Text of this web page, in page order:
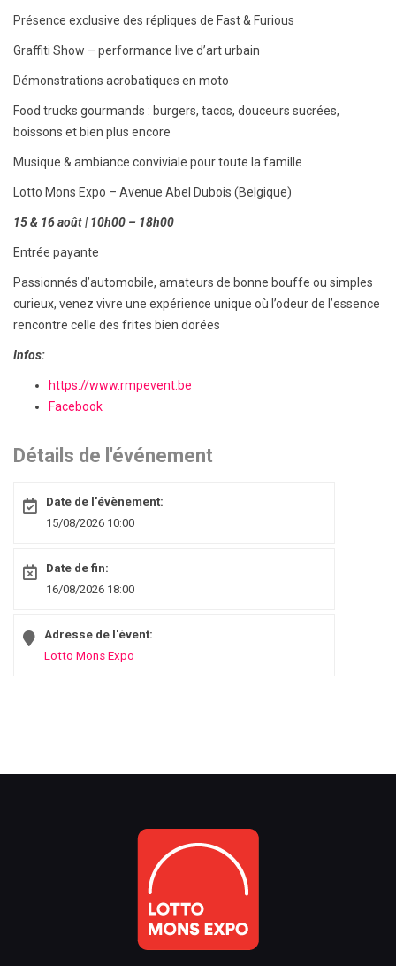
Présence exclusive des répliques de Fast & Furious
Graffiti Show – performance live d’art urbain
Démonstrations acrobatiques en moto
Food trucks gourmands : burgers, tacos, douceurs sucrées,
boissons et bien plus encore
Musique & ambiance conviviale pour toute la famille
Lotto Mons Expo – Avenue Abel Dubois (Belgique)
15 & 16 août | 10h00 – 18h00
Entrée payante
Passionnés d’automobile, amateurs de bonne bouffe ou simples
curieux, venez vivre une expérience unique où l’odeur de l’essence
rencontre celle des frites bien dorées
Infos:
https://www.rmpevent.be
Facebook
Détails de l'événement
Date de l'évènement:
15/08/2026 10:00
Date de fin:
16/08/2026 18:00
Adresse de l'évent:
Lotto Mons Expo